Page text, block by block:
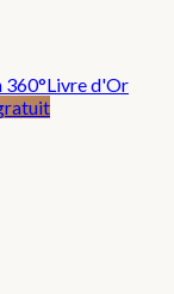
Livre d'Or